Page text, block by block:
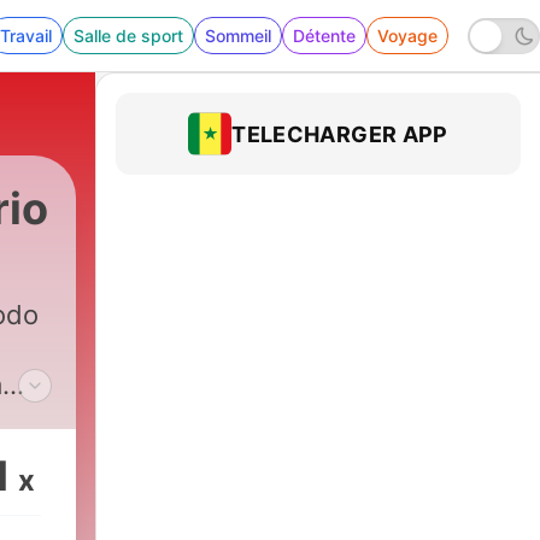
Travail Salle de sport Sommeil Détente Voyage
x
TELECHARGER APP